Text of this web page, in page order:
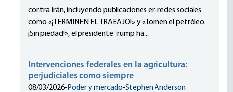
contra Irán, incluyendo publicaciones en redes sociales
como «¡TERMINEN EL TRABAJO!» y «Tomen el petróleo.
¡Sin piedad!», el presidente Trump ha...
Intervenciones federales en la agricultura:
perjudiciales como siempre
08/03/2026• Poder y mercado•Stephen Anderson